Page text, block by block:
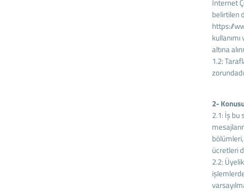
İnternet
belirtilen
https://
altına
1.2:
2-
2.1: İş
ücretleri
2.2: